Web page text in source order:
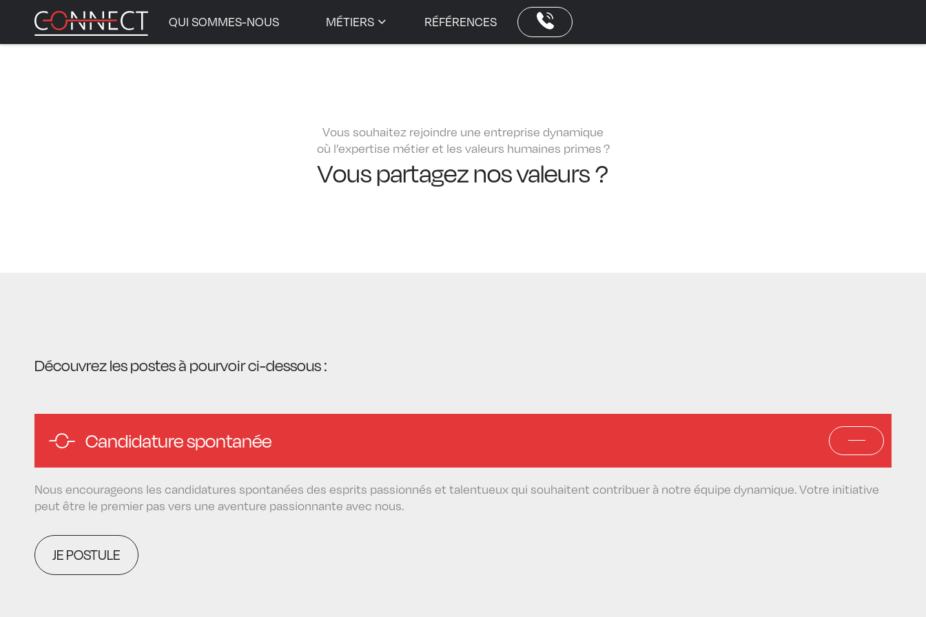
QUI SOMMES-NOUS MÉTIERS RÉFÉRENCES
Vous souhaitez rejoindre une entreprise dynamique
où l’expertise métier et les valeurs humaines primes ?
Vous partagez nos valeurs ?
Découvrez les postes à pourvoir ci-dessous :
Candidature spontanée
Nous encourageons les candidatures spontanées des esprits passionnés et talentueux qui souhaitent contribuer à notre équipe dynamique. Votre initiative
peut être le premier pas vers une aventure passionnante avec nous.
JE POSTULE